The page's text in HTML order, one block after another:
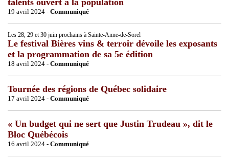
19 avril 2024 - Communiqué
Les 28, 29 et 30 juin prochains à Sainte-Anne-de-Sorel
Le festival Bières vins & terroir dévoile les exposants
et la programmation de sa 5e édition
18 avril 2024 - Communiqué
Tournée des régions de Québec solidaire
17 avril 2024 - Communiqué
« Un budget qui ne sert que Justin Trudeau », dit le
Bloc Québécois
16 avril 2024 - Communiqué